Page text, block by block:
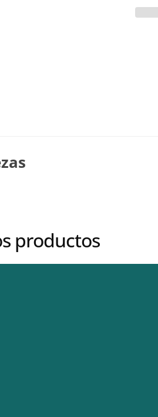
productos